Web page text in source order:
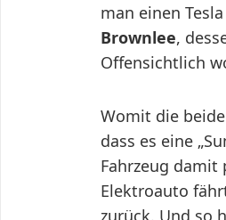
man einen
Brownlee,
Offensichtlich
Womit die
dass es eine
Fahrzeug damit
Elektroauto